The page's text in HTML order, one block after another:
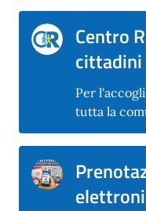
Centro
cittadini
Per
tutta la